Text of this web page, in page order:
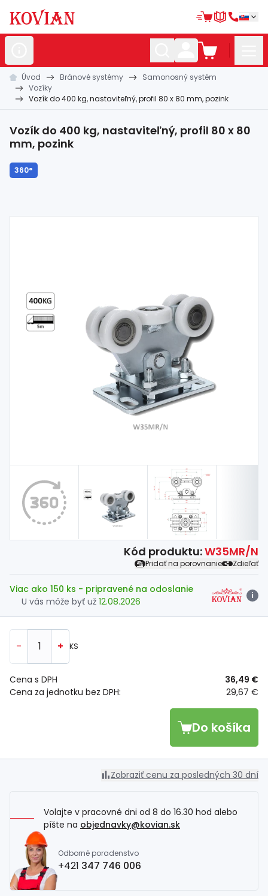
Nerezovépolotovary
Hliníkovépolotovary
Kované polotovary
Zábradlia a
Bránové
Zľava
Úvod Bránové systémy
Samonosný systém
Vozíky
Vozík do 400 kg, nastaviteľný, profil 80 x 80 mm, pozink
Vozík do 400 kg, nastaviteľný, profil 80 x 80
mm, pozink
360°
Kód produktu:W35MR/N
Pridať na porovnanie Zdieľať
Viac ako 150 ks - pripravené na odoslanie
U vás môže byť už 12.08.2026
i
- + KS
Cena za jednotku bez DPH: 29,67 €
Cena s DPH 36,49 €
Do košíka
Zobraziť cenu za posledných 30 dní
Volajte v pracovné dni od 8 do 16.30 hod alebo
píšte na objednavky@kovian.sk
Odborné poradenstvo
+421 347 746 006